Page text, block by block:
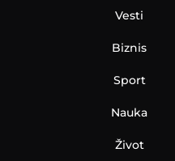
Vesti
Biznis
Sport
Nauka
Život